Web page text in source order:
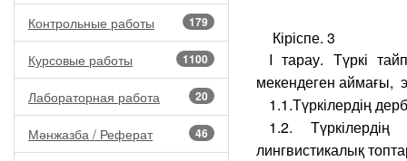
179
Контрольные работы
1100
Курсовые работы
20
Лабораторная работа
46
Мәнжазба / Реферат
Кіріспе. 3
I тарау. Түркі
мекендеген аймағы,
1.1.Түркілердің
1.2.
лингвистикалық